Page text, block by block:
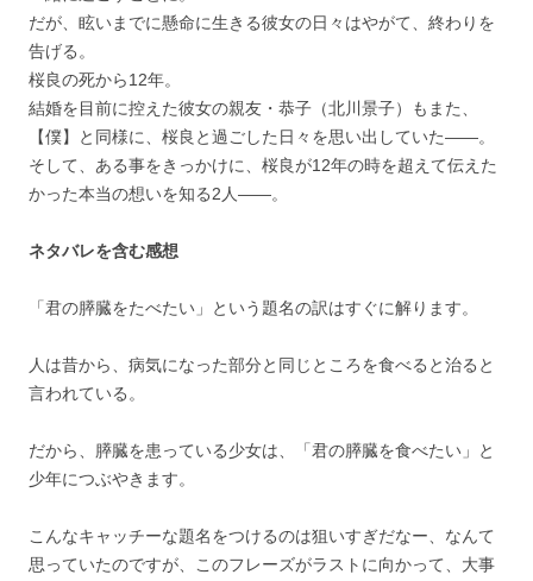
だが、眩いまでに懸命に生きる彼女の日々はやがて、終わりを
告げる。
桜良の死から12年。
結婚を目前に控えた彼女の親友・恭子（北川景子）もまた、
【僕】と同様に、桜良と過ごした日々を思い出していた――。
そして、ある事をきっかけに、桜良が12年の時を超えて伝えた
かった本当の想いを知る2人――。
ネタバレを含む感想
「君の膵臓をたべたい」という題名の訳はすぐに解ります。
人は昔から、病気になった部分と同じところを食べると治ると
言われている。
だから、膵臓を患っている少女は、「君の膵臓を食べたい」と
少年につぶやきます。
こんなキャッチーな題名をつけるのは狙いすぎだなー、なんて
思っていたのですが、このフレーズがラストに向かって、大事